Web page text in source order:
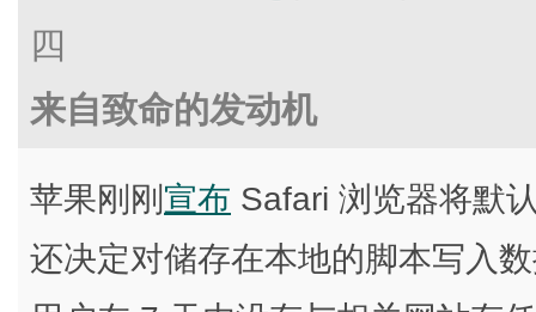
四
来自致命的发动机
苹果刚刚 宣布 Safari 浏览器将默
还决定对储存在本地的脚本写入